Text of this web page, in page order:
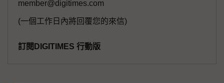
member@digitimes.com
(一個工作日內將回覆您的來信)
訂閱DIGITIMES 行動版